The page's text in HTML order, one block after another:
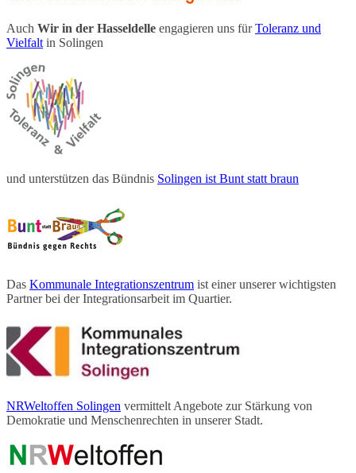
Auch Wir in der Hasseldelle engagieren uns fürToleranz und
Vielfaltin Solingen
und unterstützen das Bündnis Solingen ist Bunt statt braun
Das Kommunale Integrationszentrum ist einer unserer wichtigsten
Partner bei der Integrationsarbeit im Quartier.
NRWeltoffen Solingen vermittelt Angebote zur Stärkung von
Demokratie und Menschenrechten in unserer Stadt.